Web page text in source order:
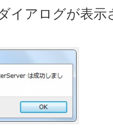
イアログが表示